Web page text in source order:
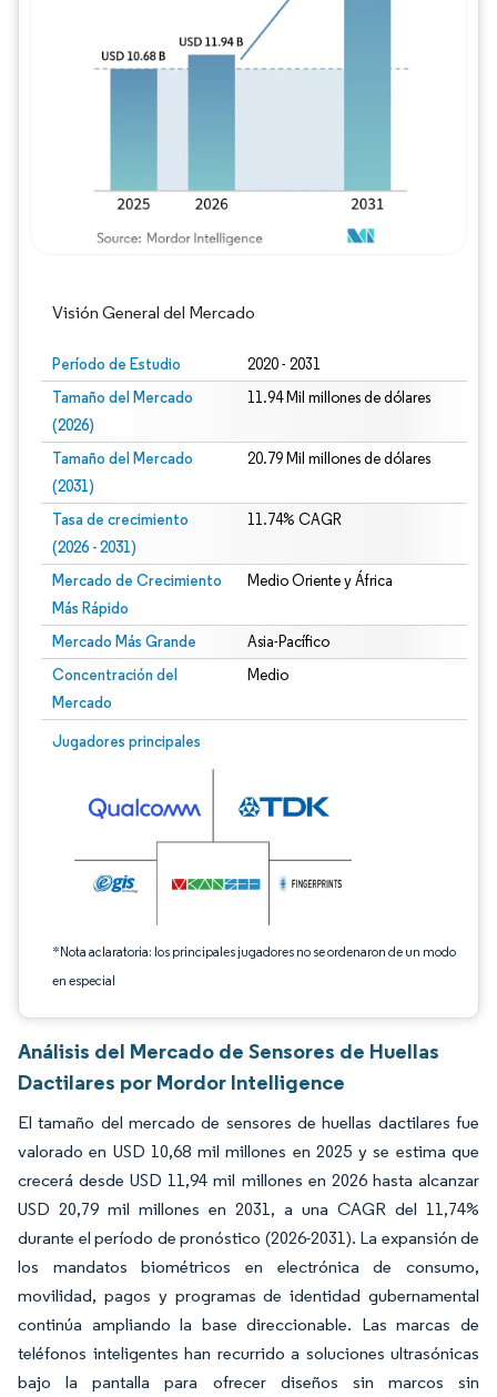
Visión General del Mercado
Período de Estudio 2020 - 2031
Tamaño del Mercado
(2026)
11.94 Mil millones de dólares
Tamaño del Mercado
(2031)
20.79 Mil millones de dólares
Tasa de crecimiento
(2026 - 2031)
11.74% CAGR
Mercado de Crecimiento
Más Rápido
Medio Oriente y África
Mercado Más Grande Asia-Pacífico
Concentración del
Mercado
Medio
Jugadores principales
*Nota aclaratoria: los principales jugadores no se ordenaron de un modo
en especial
Imagen © Mordor Intelligence. El uso requiere atribución según CC BY 4.0.
Imagen © Mordor Intelligence. El uso
Análisis del Mercado de Sensores de Huellas
Dactilares por Mordor Intelligence
El tamaño del mercado de sensores de huellas dactilares fue
valorado en USD 10,68 mil millones en 2025 y se estima que
crecerá desde USD 11,94 mil millones en 2026 hasta alcanzar
USD 20,79 mil millones en 2031, a una CAGR del 11,74%
durante el período de pronóstico (2026-2031). La expansión de
los mandatos biométricos en electrónica de consumo,
movilidad, pagos y programas de identidad gubernamental
continúa ampliando la base direccionable. Las marcas de
teléfonos inteligentes han recurrido a soluciones ultrasónicas
bajo la pantalla para ofrecer diseños sin marcos sin